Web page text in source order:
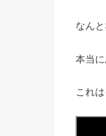
なん
本当に
これ